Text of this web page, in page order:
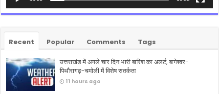
Recent Popular Comments Tags
उत्तराखंड में अगले चार दिन भारी बारिश का अलर्ट, बागेश्वर-
पिथौरागढ़-चमोली में विशेष सतर्कता
11 hours ago